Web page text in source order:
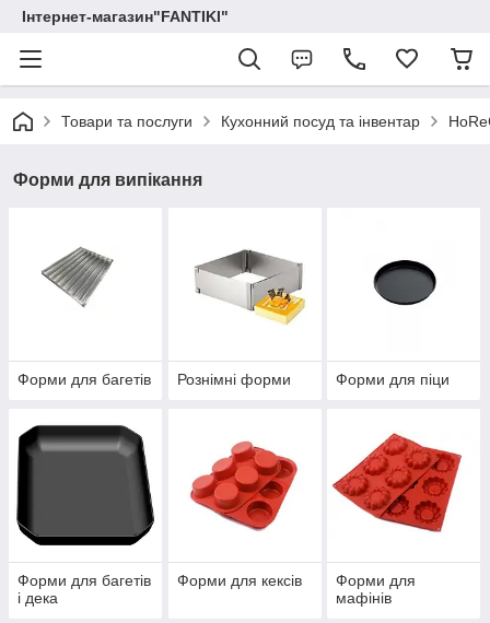
Інтернет-магазин"FANTIKI"
Товари та послуги Кухонний посуд та інвентар
Форми для випікання
Форми для багетів Рознімні форми Форми для піци
Форми для багетів
і дека
Форми для кексів
Форми для
мафінів